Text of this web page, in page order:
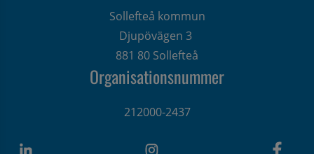
Sollefteå kommun
Djupövägen 3
881 80 Sollefteå
Organisationsnummer
212000-2437